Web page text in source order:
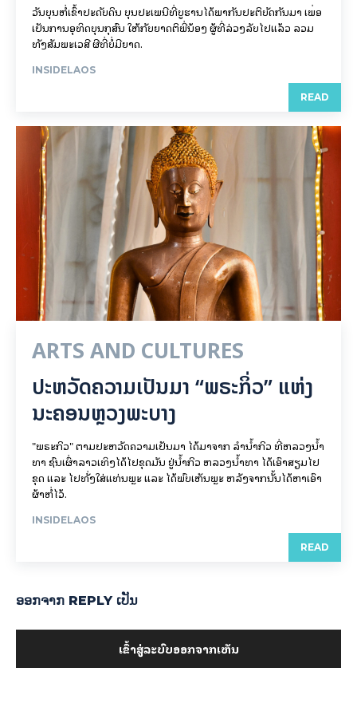
ວັນບຸນຫໍ່ເຂົ້າປະດັບດິນ ບຸນປະເພນີທີ່ບູຮານໄດ້ພາກັນປະຕິບັດກັນມາ ເພື່ອ
ເປັນການອຸທິດບຸນກຸສົນ ໃຫ້ກັບຍາດຕິພີ່ນ້ອງ ຜູ້ທີ່ລ່ວງລັບໄປແລ້ວ ລວມ
ທັງສັມພະເວສີ ຜີທີ່ບໍ່ມີຍາດ.
INSIDELAOS
READ
ARTS AND CULTURES
ປະຫວັດຄວາມເປັນມາ “ພຣະກິ່ວ” ແຫ່ງ
ນະຄອນຫຼວງພະບາງ
"ພຣະກິວ" ຕາມປະຫວັດຄວາມເປັນມາ ໄດ້ມາຈາກ ລຳນ້ຳກິວ ທີ່ຫລວງນ້ຳ
ທາ ຊົນເຜົ່າລາວເທິງໄດ້ໄປຂຸດມັນ ຢູ່ນ້ຳກິວ ຫລວງນ້ຳທາ ໄດ້ເອົາສຽມໄປ
ຂຸດ ແລະ ໄປທັ່ງໃສ່ແທ່ນພຼະ ແລະ ໄດ້ພົບເຫັນພຼະ ຫລັງຈາກນັ້ນໄດ້ຫາເອົາ
ຜ້າຫໍ່ໄວ້.
INSIDELAOS
READ
ອອກ​ຈາກ REPLY ເປັນ
ເຂົ້າ​ສູ່​ລະ​ບົບ​ອອກ​ຈາກ​ເຫັນ